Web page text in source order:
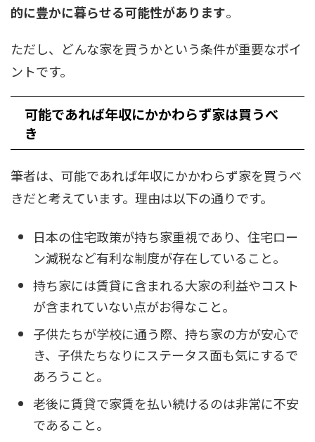
的に豊かに暮らせる可能性があります。
ただし、どんな家を買うかという条件が重要なポイ
ントです。
可能であれば年収にかかわらず家は買うべ
き
筆者は、可能であれば年収にかかわらず家を買うべ
きだと考えています。理由は以下の通りです。
日本の住宅政策が持ち家重視であり、住宅ロー
ン減税など有利な制度が存在していること。
持ち家には賃貸に含まれる大家の利益やコスト
が含まれていない点がお得なこと。
子供たちが学校に通う際、持ち家の方が安心で
き、子供たちなりにステータス面も気にするで
あろうこと。
老後に賃貸で家賃を払い続けるのは非常に不安
であること。